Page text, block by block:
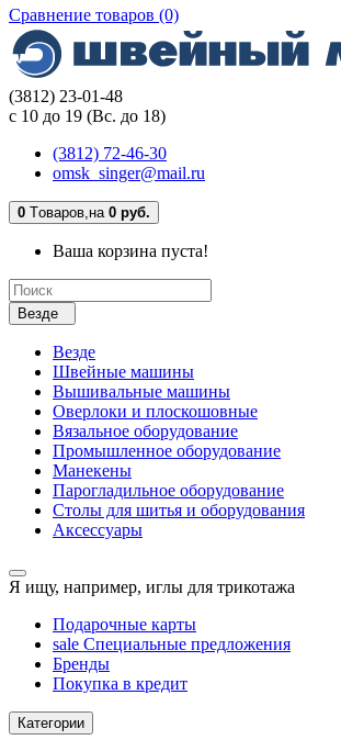
Сравнение товаров (0)
(3812) 23-01-48
с 10 до 19 (Вс. до 18)
(3812) 72-46-30
omsk_singer@mail.ru
0 Tоваров,на 0 руб.
Ваша корзина пуста!
Везде
Везде
Швейные машины
Вышивальные машины
Оверлоки и плоскошовные
Вязальное оборудование
Промышленное оборудование
Манекены
Парогладильное оборудование
Столы для шитья и оборудования
Аксессуары
Я ищу, например, иглы для трикотажа
Подарочные карты
sale Специальные предложения
Бренды
Покупка в кредит
Категории